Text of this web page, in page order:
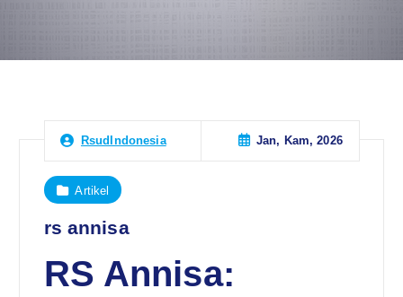
RsudIndonesia Jan, Kam, 2026
Artikel
rs annisa
RS Annisa: